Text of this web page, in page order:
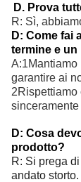
D. Prova
R: Sì,
D: Come fai
termine e
A:1Mantiamo
garantire ai
2Rispettiamo
D: Cosa
prodotto?
R: Si prega
andato